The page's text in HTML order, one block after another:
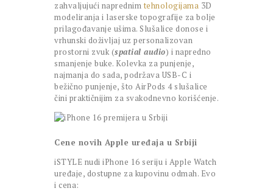
zahvaljujući naprednim tehnologijama 3D
modeliranja i laserske topografije za bolje
prilagođavanje ušima. Slušalice donose i
vrhunski doživljaj uz personalizovan
prostorni zvuk (spatial audio) i napredno
smanjenje buke. Kolevka za punjenje,
najmanja do sada, podržava USB-C i
bežično punjenje, što AirPods 4 slušalice
čini praktičnijim za svakodnevno korišćenje.
Cene novih Apple uređaja u Srbiji
iSTYLE nudi iPhone 16 seriju i Apple Watch
uređaje, dostupne za kupovinu odmah. Evo
i cena: